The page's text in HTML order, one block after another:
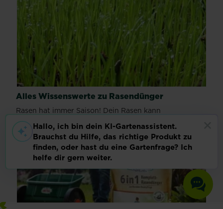
Alles Wissenswerte zu Rasendünger
Rasen hat immer Saison! Dein Rasen kann
naturbelassen, oder ein perfekter Traumrasen sein -
die...